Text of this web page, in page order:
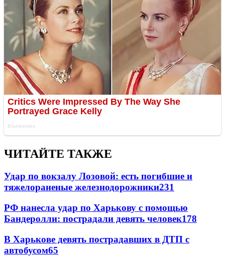
ЧИТАЙТЕ ТАКЖЕ
Удар по вокзалу Лозовой: есть погибшие и
тяжелораненые железнодорожники231
РФ нанесла удар по Харькову с помощью
Бандеролли: пострадали девять человек178
В Харькове девять пострадавших в ДТП с
автобусом65